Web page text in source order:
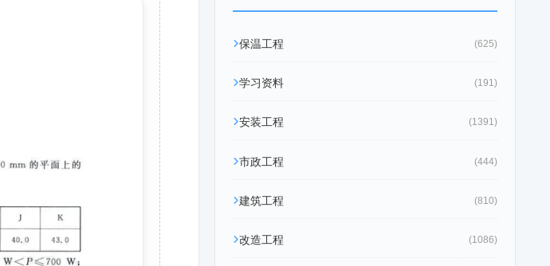
保温工程 (625)
学习资料 (191)
安装工程 (1391)
市政工程 (444)
建筑工程 (810)
改造工程 (1086)